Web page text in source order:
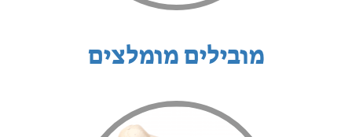
מובילים מומלצים